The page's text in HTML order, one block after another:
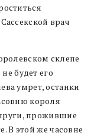
врач
склепе
будет его
умрет, останки
короля
прожившие
В этой же часовне